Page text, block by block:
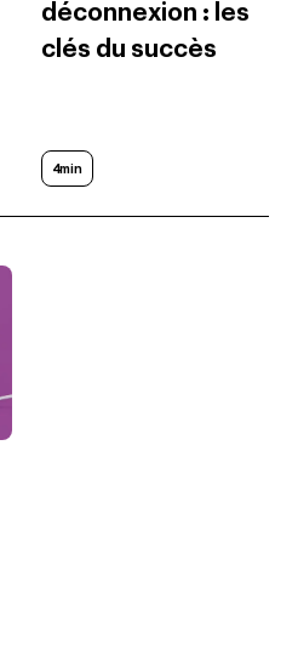
déconnexion : les
clés du succès
4min